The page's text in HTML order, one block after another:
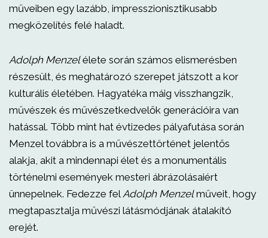
műveiben egy lazább, impresszionisztikusabb
megközelítés felé haladt.
Adolph Menzelélete során számos elismerésben
részesült, és meghatározó szerepet játszott a kor
kulturális életében. Hagyatéka máig visszhangzik,
művészek és művészetkedvelők generációira van
hatással. Több mint hat évtizedes pályafutása során
Menzel továbbra is a művészettörténet jelentős
alakja, akit a mindennapi élet és a monumentális
történelmi események mesteri ábrázolásaiért
ünnepelnek. Fedezze felAdolph Menzelműveit, hogy
megtapasztalja művészi látásmódjának átalakító
erejét.